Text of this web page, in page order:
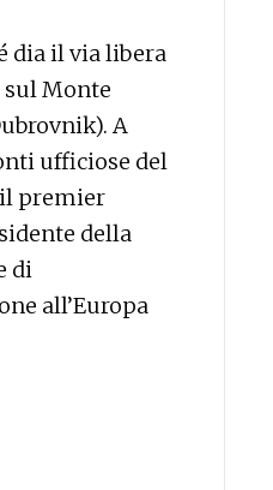
dia il via libera
Monte
A
ufficiose del
il premier
della
di
all’Europa